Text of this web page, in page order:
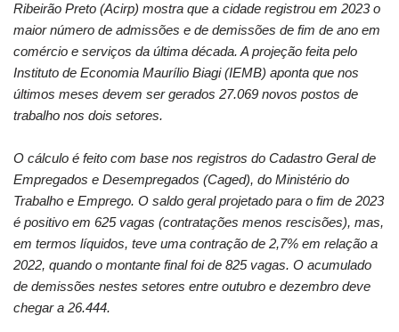
Ribeirão Preto (Acirp) mostra que a cidade registrou em 2023 o
maior número de admissões e de demissões de fim de ano em
comércio e serviços da última década. A projeção feita pelo
Instituto de Economia Maurílio Biagi(IEMB) aponta que nos
últimos meses devem ser gerados 27.069 novos postos de
trabalho nos dois setores.
O cálculo é feito com base nos registros do Cadastro Geral de
Empregados e Desempregados (Caged), do Ministério do
Trabalho e Emprego. O saldo geral projetado para o fim de 2023
é positivo em 625 vagas (contratações menos rescisões), mas,
em termos líquidos, teve uma contração de 2,7% em relação a
2022, quando o montante final foi de 825 vagas. O acumulado
de demissões nestes setores entre outubro e dezembro deve
chegar a 26.444.